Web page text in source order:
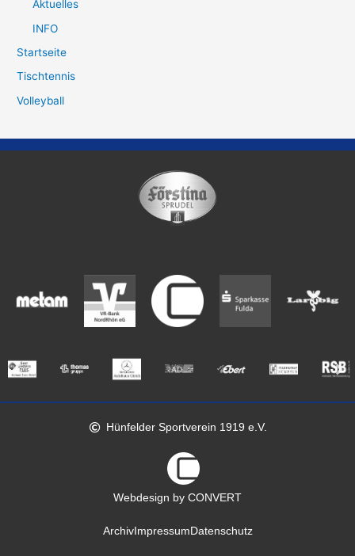
Aktuelles
INFO
Startseite
Tischtennis
Volleyball
Hünfelder Sportverein 1919 e.V.
Webdesign by CONVERT
ArchivImpressum Datenschutz